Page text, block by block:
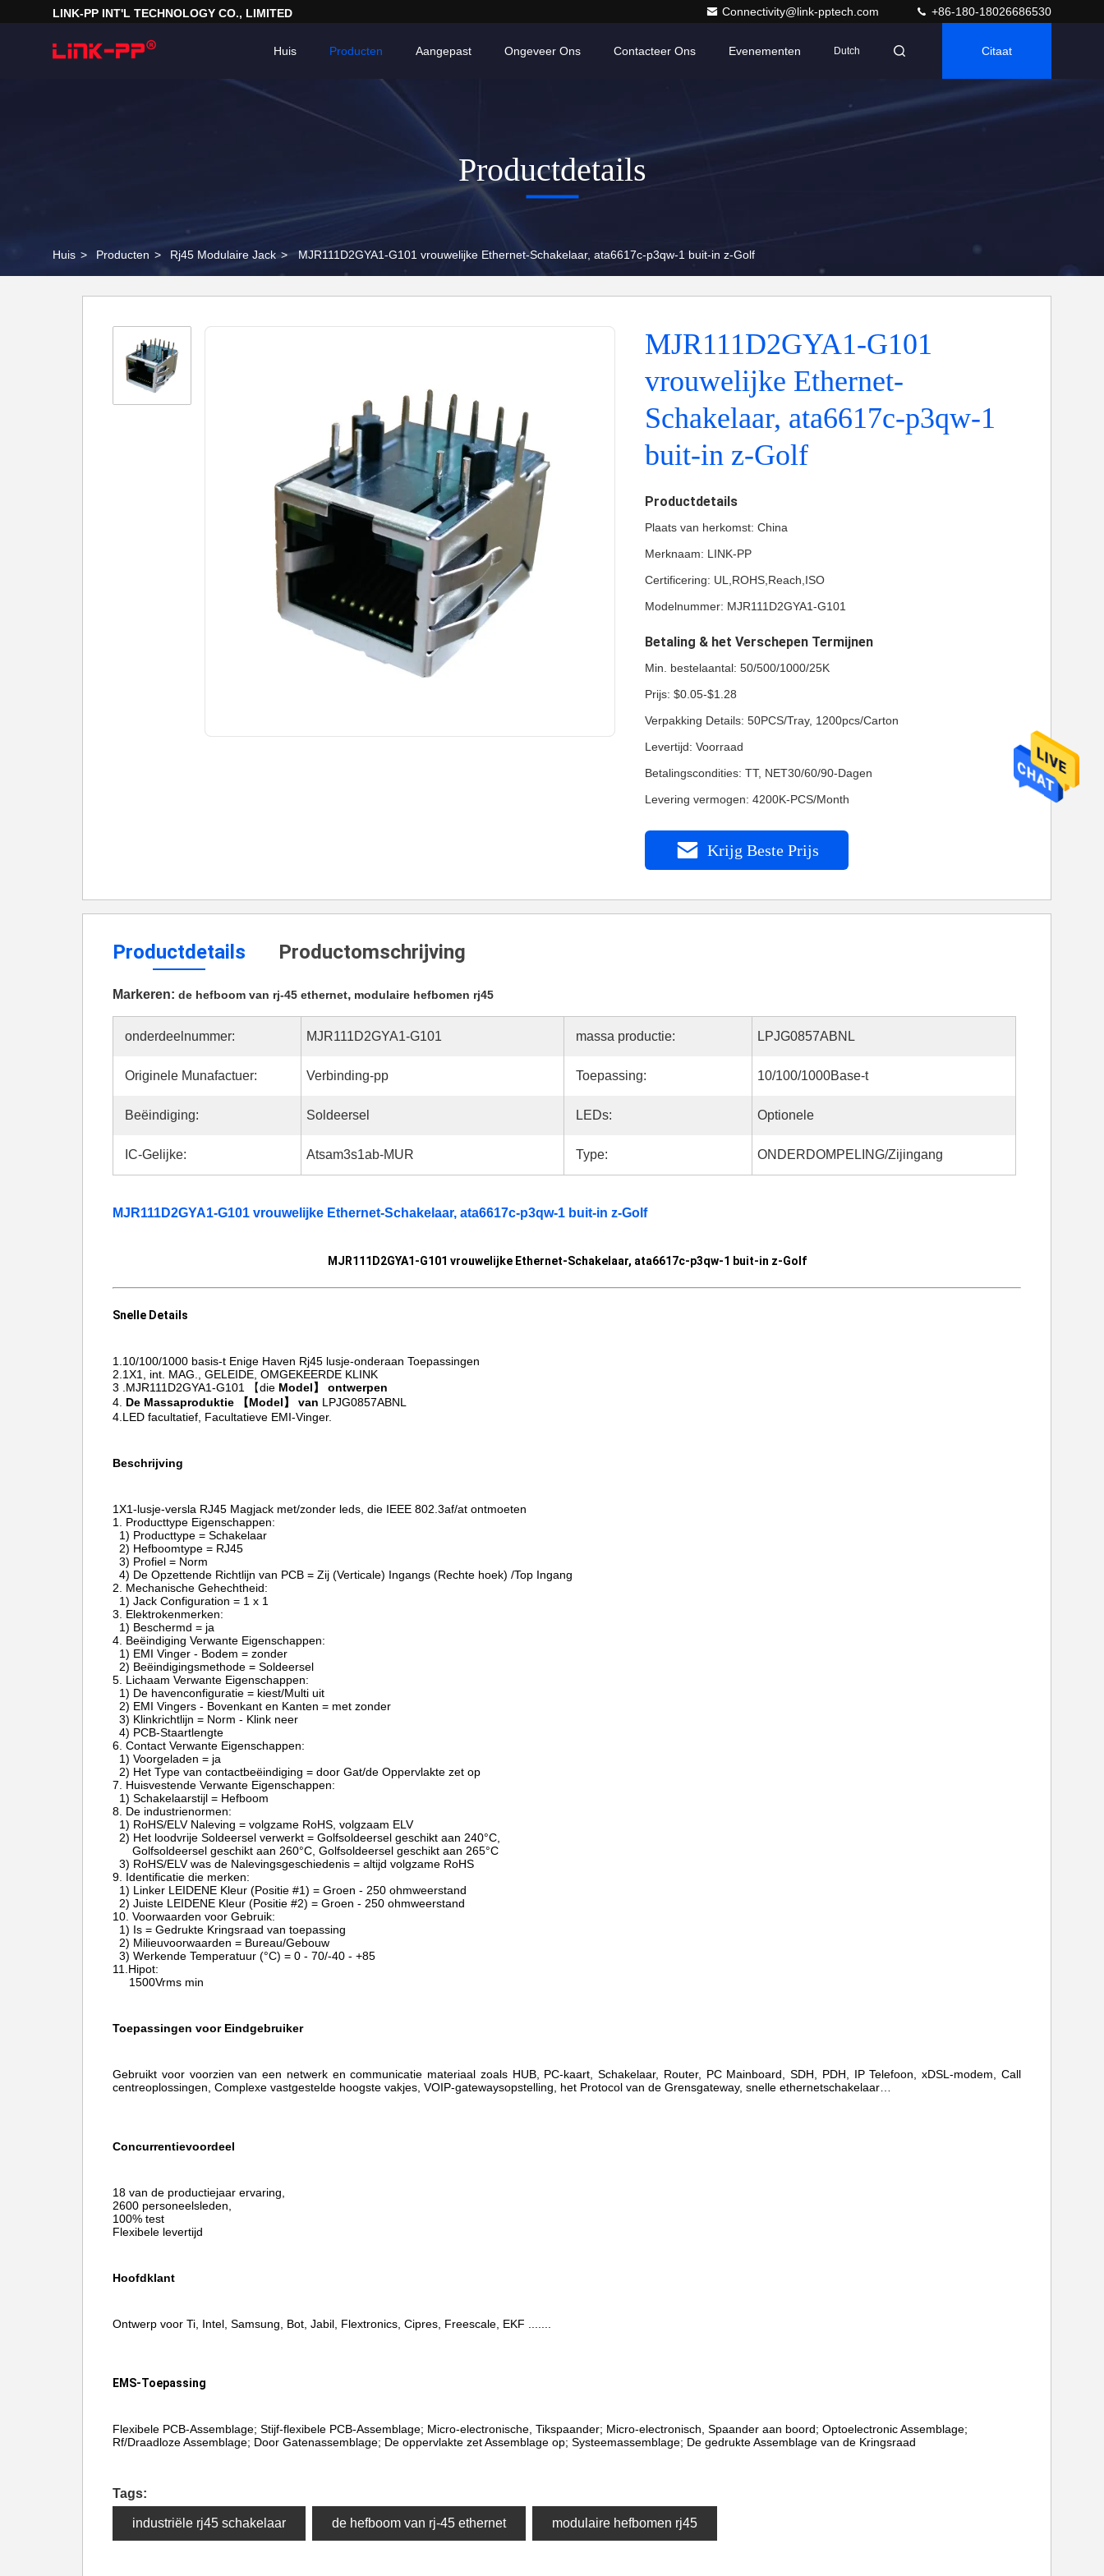
LINK-PP INT'L TECHNOLOGY CO., LIMITED Connectivity@link-pptech.com +86-180-18026686530
Huis Producten Ongeveer Ons Contacteer Ons Evenementen
Aangepast Dutch Citaat
Productdetails
Huis > Producten > Rj45 Modulaire Jack > MJR111D2GYA1-G101 vrouwelijke Ethernet-Schakelaar, ata6617c-p3qw-1 buit-in z-Golf
MJR111D2GYA1-G101
vrouwelijke Ethernet-
Schakelaar, ata6617c-p3qw-1
buit-in z-Golf
Productdetails
Plaats van herkomst: China
Merknaam: LINK-PP
Certificering: UL,ROHS,Reach,ISO
Modelnummer: MJR111D2GYA1-G101
Betaling & het Verschepen Termijnen
Min. bestelaantal: 50/500/1000/25K
Prijs: $0.05-$1.28
Verpakking Details: 50PCS/Tray, 1200pcs/Carton
Levertijd: Voorraad
Betalingscondities: TT, NET30/60/90-Dagen
Levering vermogen: 4200K-PCS/Month
Krijg Beste Prijs
Productdetails Productomschrijving
Markeren: de hefboom van rj-45 ethernet, modulaire hefbomen rj45
onderdeelnummer: MJR111D2GYA1-G101 massa productie: LPJG0857ABNL
Originele Munafactuer: Verbinding-pp Toepassing: 10/100/1000Base-t
Beëindiging: Soldeersel LEDs: Optionele
IC-Gelijke: Atsam3s1ab-MUR Type: ONDERDOMPELING/Zijingang
MJR111D2GYA1-G101 vrouwelijke Ethernet-Schakelaar, ata6617c-p3qw-1 buit-in z-Golf
MJR111D2GYA1-G101 vrouwelijke Ethernet-Schakelaar, ata6617c-p3qw-1 buit-in z-Golf
Snelle Details
1.10/100/1000 basis-t Enige Haven Rj45 lusje-onderaan Toepassingen
2.1X1, int. MAG., GELEIDE, OMGEKEERDE KLINK
3 .MJR111D2GYA1-G101 【die Model】 ontwerpen
4. De Massaproduktie 【Model】 van LPJG0857ABNL
4.LED facultatief, Facultatieve EMI-Vinger.
Beschrijving
1X1-lusje-versla RJ45 Magjack met/zonder leds, die IEEE 802.3af/at ontmoeten
1. Producttype Eigenschappen:
1) Producttype = Schakelaar
2) Hefboomtype = RJ45
3) Profiel = Norm
4) De Opzettende Richtlijn van PCB = Zij (Verticale) Ingangs (Rechte hoek) /Top Ingang
2. Mechanische Gehechtheid:
1) Jack Configuration = 1 x 1
3. Elektrokenmerken:
1) Beschermd = ja
4. Beëindiging Verwante Eigenschappen:
1) EMI Vinger - Bodem = zonder
2) Beëindigingsmethode = Soldeersel
5. Lichaam Verwante Eigenschappen:
1) De havenconfiguratie = kiest/Multi uit
2) EMI Vingers - Bovenkant en Kanten = met zonder
3) Klinkrichtlijn = Norm - Klink neer
4) PCB-Staartlengte
6. Contact Verwante Eigenschappen:
1) Voorgeladen = ja
2) Het Type van contactbeëindiging = door Gat/de Oppervlakte zet op
7. Huisvestende Verwante Eigenschappen:
1) Schakelaarstijl = Hefboom
8. De industrienormen:
1) RoHS/ELV Naleving = volgzame RoHS, volgzaam ELV
2) Het loodvrije Soldeersel verwerkt = Golfsoldeersel geschikt aan 240°C,
Golfsoldeersel geschikt aan 260°C, Golfsoldeersel geschikt aan 265°C
3) RoHS/ELV was de Nalevingsgeschiedenis = altijd volgzame RoHS
9. Identificatie die merken:
1) Linker LEIDENE Kleur (Positie #1) = Groen - 250 ohmweerstand
2) Juiste LEIDENE Kleur (Positie #2) = Groen - 250 ohmweerstand
10. Voorwaarden voor Gebruik:
1) Is = Gedrukte Kringsraad van toepassing
2) Milieuvoorwaarden = Bureau/Gebouw
3) Werkende Temperatuur (°C) = 0 - 70/-40 - +85
11.Hipot:
1500Vrms min
Toepassingen voor Eindgebruiker
Gebruikt voor voorzien van een netwerk en communicatie materiaal zoals HUB, PC-kaart, Schakelaar, Router, PC Mainboard, SDH, PDH, IP Telefoon, xDSL-modem,
Call
centreoplossingen, Complexe vastgestelde hoogste vakjes, VOIP-gatewaysopstelling, het Protocol van de Grensgateway, snelle ethernetschakelaar…
Concurrentievoordeel
18 van de productiejaar ervaring,
2600 personeelsleden,
100% test
Flexibele levertijd
Hoofdklant
Ontwerp voor Ti, Intel, Samsung, Bot, Jabil, Flextronics, Cipres, Freescale, EKF .......
EMS-Toepassing
Flexibele PCB-Assemblage; Stijf-flexibele PCB-Assemblage; Micro-electronische, Tikspaander; Micro-electronisch, Spaander aan boord; Optoelectronic Assemblage;
Rf/Draadloze Assemblage; Door Gatenassemblage; De oppervlakte zet Assemblage op; Systeemassemblage; De gedrukte Assemblage van de Kringsraad
Tags:
industriële rj45 schakelaar de hefboom van rj-45 ethernet modulaire hefbomen rj45